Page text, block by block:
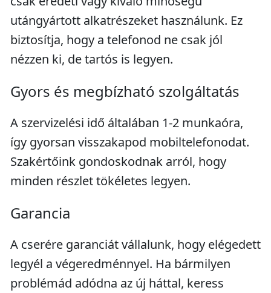
utángyártott alkatrészeket használunk. Ez
biztosítja, hogy a telefonod ne csak jól
nézzen ki, de tartós is legyen.
Gyors és megbízható szolgáltatás
A szervizelési idő általában 1-2 munkaóra,
így gyorsan visszakapod mobiltelefonodat.
Szakértőink gondoskodnak arról, hogy
minden részlet tökéletes legyen.
Garancia
A cserére garanciát vállalunk, hogy elégedett
legyél a végeredménnyel. Ha bármilyen
problémád adódna az új háttal, keress